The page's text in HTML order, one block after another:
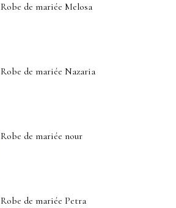
Robe de mariée Melosa
Robe de mariée Nazaria
Robe de mariée nour
Robe de mariée Petra